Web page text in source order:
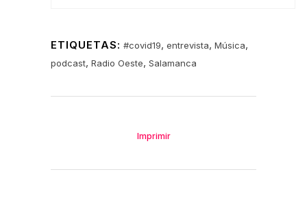
ETIQUETAS: #covid19, entrevista, Música,
podcast, Radio Oeste, Salamanca
Imprimir